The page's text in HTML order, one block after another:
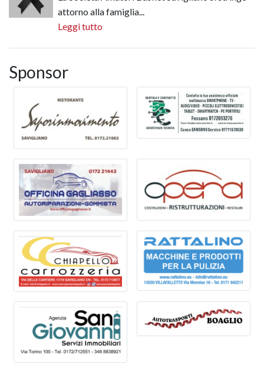
attorno alla famiglia...
Leggi tutto
Sponsor